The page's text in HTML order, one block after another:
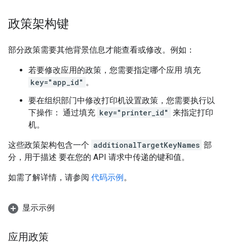
政策架构键
部分政策需要其他背景信息才能查看或修改。例如：
若要修改应用的政策，您需要指定哪个应用 填充
key="app_id" 。
要在组织部门中修改打印机设置政策，您需要执行以
下操作： 通过填充 key="printer_id" 来指定打印
机。
这些政策架构包含一个 additionalTargetKeyNames 部
分，用于描述 要在您的 API 请求中传递的键和值。
如需了解详情，请参阅 代码示例。
显示示例
应用政策